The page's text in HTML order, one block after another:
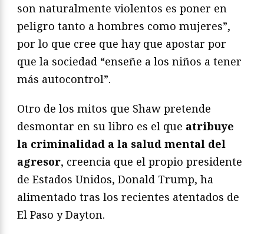
son naturalmente violentos es poner en
peligro tanto a hombres como mujeres”,
por lo que cree que hay que apostar por
que la sociedad “enseñe a los niños a tener
más autocontrol”.
Otro de los mitos que Shaw pretende
desmontar en su libro es el que atribuye
la criminalidad a la salud mental del
agresor, creencia que el propio presidente
de Estados Unidos, Donald Trump, ha
alimentado tras los recientes atentados de
El Paso y Dayton.